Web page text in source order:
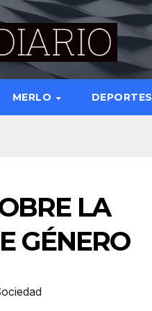
MERLO DEPORTES
LA
GÉNERO